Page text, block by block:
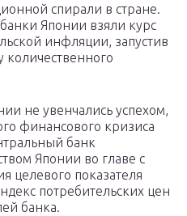
спирали в стране.
Японии взяли курс
инфляции, запустив
не увенчались успехом,
финансового кризиса
банк
Японии во главе с
целевого показателя
потребительских цен
банка.